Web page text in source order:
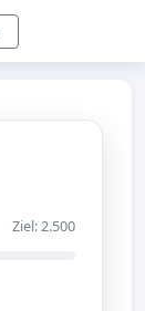
Ziel: 2.500